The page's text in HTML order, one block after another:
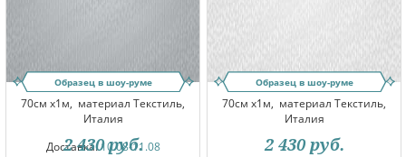
Образец в шоу-руме
70см x1м, материал Текстиль,
Италия
Доставка:10.08-11.08
2 430 руб.
Образец в шоу-руме
70см x1м, материал Текстиль,
Италия
2 430 руб.